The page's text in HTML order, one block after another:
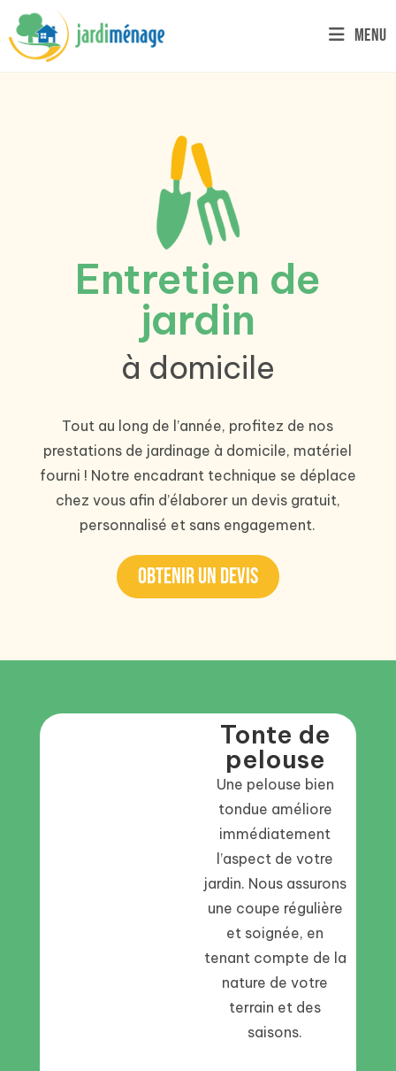
Menu
Entretien de
jardin
à domicile
Tout au long de l’année, profitez de nos
prestations de jardinage à domicile, matériel
fourni ! Notre encadrant technique se déplace
chez vous afin d’élaborer un devis gratuit,
personnalisé et sans engagement.
Obtenir un devis
Tonte de
pelouse
Une pelouse bien
tondue améliore
immédiatement
l’aspect de votre
jardin. Nous assurons
une coupe régulière
et soignée, en
tenant compte de la
nature de votre
terrain et des
saisons.